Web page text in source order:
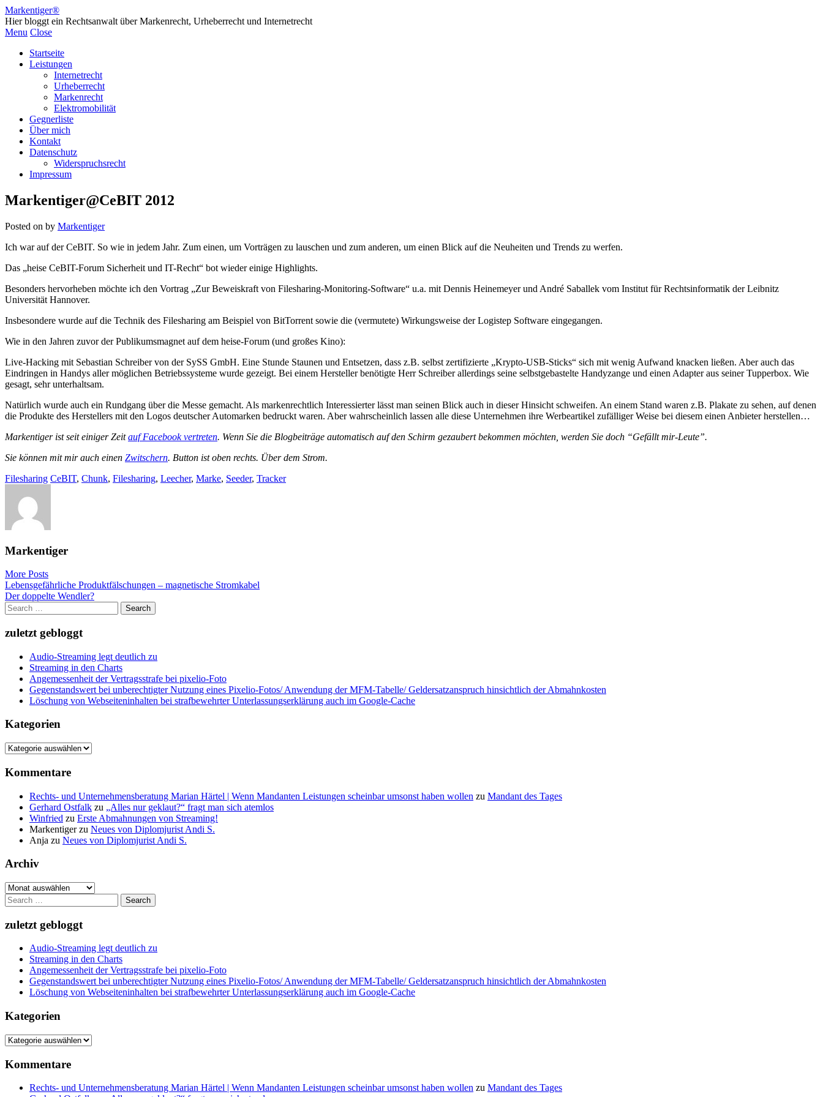
Markentiger®
Hier bloggt ein Rechtsanwalt über Markenrecht, Urheberrecht und Internetrecht
Menu Close
Startseite
Leistungen
Internetrecht
Urheberrecht
Markenrecht
Elektromobilität
Gegnerliste
Über mich
Kontakt
Datenschutz
Widerspruchsrecht
Impressum
Markentiger@CeBIT 2012
Posted on by Markentiger
Ich war auf der CeBIT. So wie in jedem Jahr. Zum einen, um Vorträgen zu lauschen und zum anderen, um einen Blick auf die Neuheiten und Trends zu werfen.
Das „heise CeBIT-Forum Sicherheit und IT-Recht“ bot wieder einige Highlights.
Besonders hervorheben möchte ich den Vortrag „Zur Beweiskraft von Filesharing-Monitoring-Software“ u.a. mit Dennis Heinemeyer und André Saballek vom Institut für Rechtsinformatik der Leibnitz
Universität Hannover.
Insbesondere wurde auf die Technik des Filesharing am Beispiel von BitTorrent sowie die (vermutete) Wirkungsweise der Logistep Software eingegangen.
Wie in den Jahren zuvor der Publikumsmagnet auf dem heise-Forum (und großes Kino):
Live-Hacking mit Sebastian Schreiber von der SySS GmbH. Eine Stunde Staunen und Entsetzen, dass z.B. selbst zertifizierte „Krypto-USB-Sticks“ sich mit wenig Aufwand knacken ließen. Aber auch das
Eindringen in Handys aller möglichen Betriebssysteme wurde gezeigt. Bei einem Hersteller benötigte Herr Schreiber allerdings seine selbstgebastelte Handyzange und einen Adapter aus seiner Tupperbox. Wie
gesagt, sehr unterhaltsam.
Natürlich wurde auch ein Rundgang über die Messe gemacht. Als markenrechtlich Interessierter lässt man seinen Blick auch in dieser Hinsicht schweifen. An einem Stand waren z.B. Plakate zu sehen, auf denen
die Produkte des Herstellers mit den Logos deutscher Automarken bedruckt waren. Aber wahrscheinlich lassen alle diese Unternehmen ihre Werbeartikel zufälliger Weise bei diesem einen Anbieter herstellen…
Markentiger ist seit einiger Zeitauf Facebook vertreten. Wenn Sie die Blogbeiträge automatisch auf den Schirm gezaubert bekommen möchten, werden Sie doch “Gefällt mir-Leute”.
Sie können mit mir auch einen Zwitschern. Button ist oben rechts. Über dem Strom.
Filesharing CeBIT, Chunk, Filesharing, Leecher, Marke, Seeder, Tracker
Markentiger
More Posts
Post
navigation
Lebensgefährliche Produktfälschungen – magnetische Stromkabel
Der doppelte Wendler?
Search
for:
zuletzt gebloggt
Audio-Streaming legt deutlich zu
Streaming in den Charts
Angemessenheit der Vertragsstrafe bei pixelio-Foto
Gegenstandswert bei unberechtigter Nutzung eines Pixelio-Fotos/ Anwendung der MFM-Tabelle/ Geldersatzanspruch hinsichtlich der Abmahnkosten
Löschung von Webseiteninhalten bei strafbewehrter Unterlassungserklärung auch im Google-Cache
Kategorien
Kategorien
Kommentare
Rechts- und Unternehmensberatung Marian Härtel | Wenn Mandanten Leistungen scheinbar umsonst haben wollen zu Mandant des Tages
Gerhard Ostfalk zu „Alles nur geklaut?“ fragt man sich atemlos
Winfried zu Erste Abmahnungen von Streaming!
Markentigerzu Neues von Diplomjurist Andi S.
Anja zu Neues von Diplomjurist Andi S.
Archiv
Archiv
Search
for:
zuletzt gebloggt
Audio-Streaming legt deutlich zu
Streaming in den Charts
Angemessenheit der Vertragsstrafe bei pixelio-Foto
Gegenstandswert bei unberechtigter Nutzung eines Pixelio-Fotos/ Anwendung der MFM-Tabelle/ Geldersatzanspruch hinsichtlich der Abmahnkosten
Löschung von Webseiteninhalten bei strafbewehrter Unterlassungserklärung auch im Google-Cache
Kategorien
Kategorien
Kommentare
Rechts- und Unternehmensberatung Marian Härtel | Wenn Mandanten Leistungen scheinbar umsonst haben wollen zu Mandant des Tages